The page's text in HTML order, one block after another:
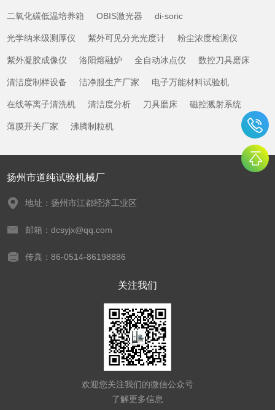
二氧化碳低温培养箱 OBIS激光器 di-soric
光学纳米级测厚仪 紫外可见分光光度计 粉尘浓度检测仪
紫外凝胶成像仪 洛阳熔融炉 全自动冰点仪 数控刀具磨床
清洁度制样设备 洁净服生产厂家 电子万能材料试验机
在线等离子清洗机 清洁度分析 刀具磨床 磁控溅射系统
薄膜开关厂家 沸腾制粒机
扬州市道纯试验机械厂
地址：扬州市江都经济工业区
邮箱：dcsyjx@qq.com
传真：86-0514-86198886
关注我们
欢迎您关注我们的微信公众号
了解更多信息